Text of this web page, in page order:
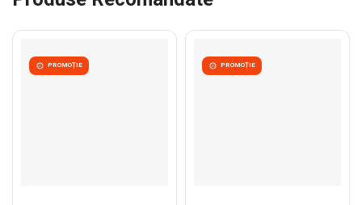
PROMOȚIE PROMOȚIE